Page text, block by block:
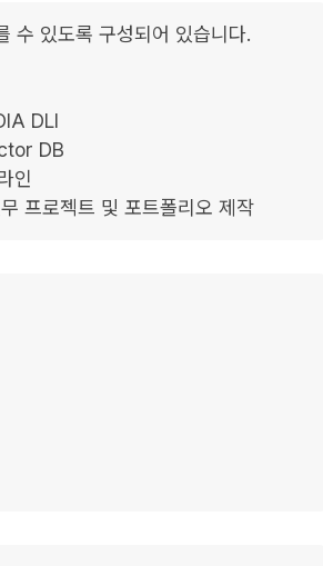
수 있도록 구성되어 있습니다.
DLI
DB
인
프로젝트 및 포트폴리오 제작